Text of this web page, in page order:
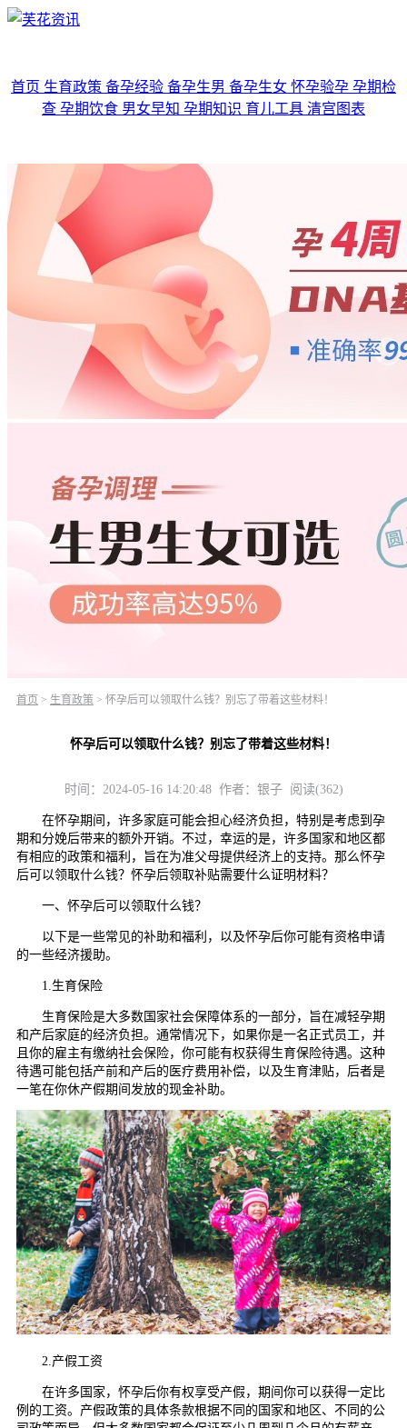
首页 生育政策 备孕经验 备孕生男 备孕生女 怀孕验孕 孕期检
查 孕期饮食 男女早知 孕期知识 育儿工具 清宫图表
首页 > 生育政策 > 怀孕后可以领取什么钱？别忘了带着这些材料！
怀孕后可以领取什么钱？别忘了带着这些材料！
时间：2024-05-16 14:20:48 作者：银子 阅读(362)
在怀孕期间，许多家庭可能会担心经济负担，特别是考虑到孕
期和分娩后带来的额外开销。不过，幸运的是，许多国家和地区都
有相应的政策和福利，旨在为准父母提供经济上的支持。那么怀孕
后可以领取什么钱？怀孕后领取补贴需要什么证明材料？
一、怀孕后可以领取什么钱？
以下是一些常见的补助和福利，以及怀孕后你可能有资格申请
的一些经济援助。
1.生育保险
生育保险是大多数国家社会保障体系的一部分，旨在减轻孕期
和产后家庭的经济负担。通常情况下，如果你是一名正式员工，并
且你的雇主有缴纳社会保险，你可能有权获得生育保险待遇。这种
待遇可能包括产前和产后的医疗费用补偿，以及生育津贴，后者是
一笔在你休产假期间发放的现金补助。
2.产假工资
在许多国家，怀孕后你有权享受产假，期间你可以获得一定比
例的工资。产假政策的具体条款根据不同的国家和地区、不同的公